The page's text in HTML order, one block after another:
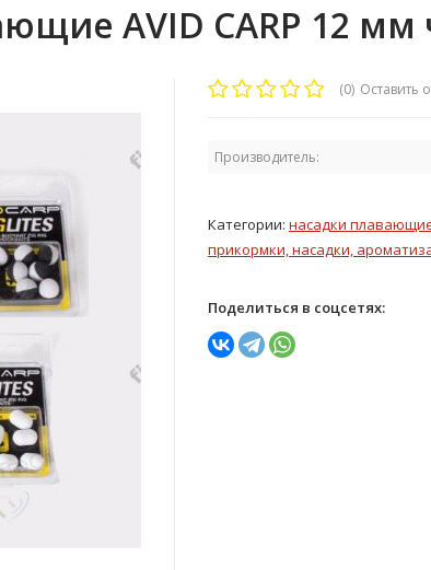
AVID CARP 12
(0) Оставить
Производитель:
Категории: насадки
прикормки, насадки,
Поделиться в соцсетях: